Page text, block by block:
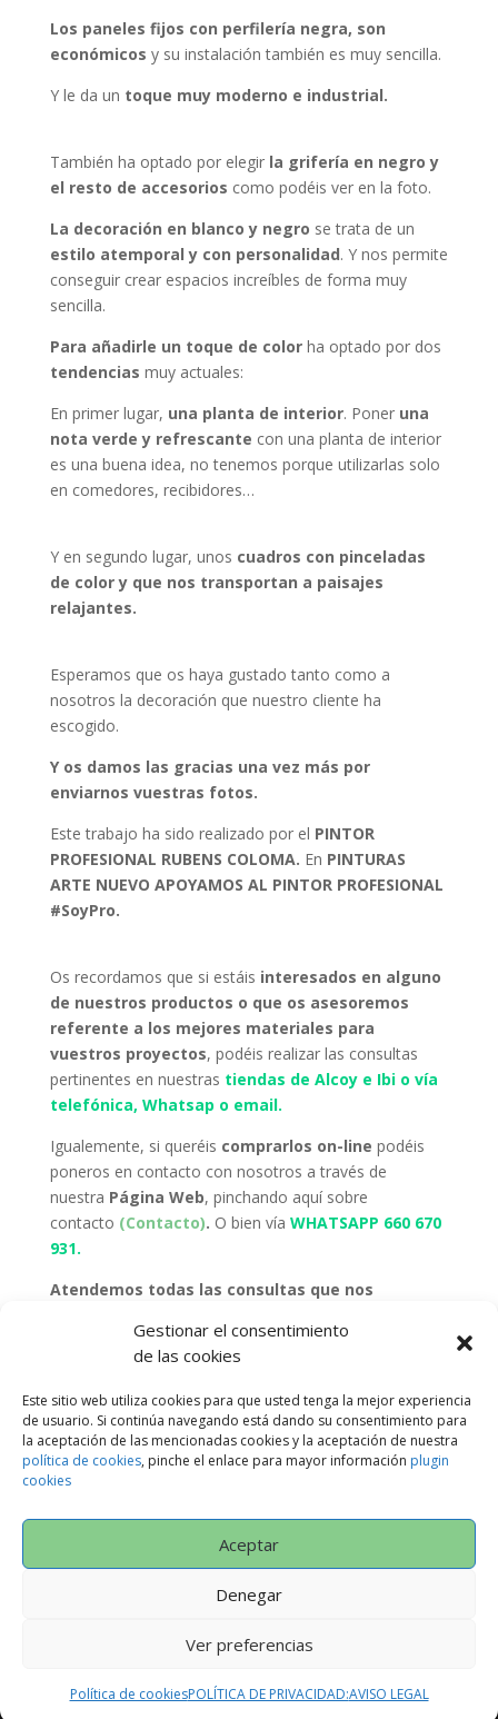
Gestionar el consentimiento
de las cookies
Este sitio web utiliza cookies para que usted tenga la mejor experiencia
de usuario. Si continúa navegando está dando su consentimiento para
la aceptación de las mencionadas cookies y la aceptación de nuestra
política de cookies, pinche el enlace para mayor información plugin
cookies
Aceptar
Denegar
Ver preferencias
Política de cookiesPOLÍTICA DE PRIVACIDAD:AVISO LEGAL
Los paneles fijos con perfilería negra, son
económicos y su instalación también es muy sencilla.
Y le da un toque muy moderno e industrial.
También ha optado por elegirla grifería en negro y
el resto de accesorios como podéis ver en la foto.
La decoración en blanco y negro se trata de un
estilo atemporal y con personalidad. Y nos permite
conseguir crear espacios increíbles de forma muy
sencilla.
Para añadirle un toque de color ha optado por dos
tendencias muy actuales:
En primer lugar, una planta de interior. Poner una
nota verde y refrescante con una planta de interior
es una buena idea, no tenemos porque utilizarlas solo
en comedores, recibidores…
Y en segundo lugar, unos cuadros con pinceladas
de color y que nos transportan a paisajes
relajantes.
Esperamos que os haya gustado tanto como a
nosotros la decoración que nuestro cliente ha
escogido.
Y os damos las gracias una vez más por
enviarnos vuestras fotos.
Este trabajo ha sido realizado por el PINTOR
PROFESIONAL RUBENS COLOMA. En PINTURAS
ARTE NUEVO APOYAMOS AL PINTOR PROFESIONAL
#SoyPro.
Os recordamos que si estáis interesados en alguno
de nuestros productos o que os asesoremos
referente a los mejores materiales para
vuestros proyectos, podéis realizar las consultas
pertinentes en nuestras tiendas de Alcoy e Ibi o vía
telefónica, Whatsap o email.
Igualemente, si queréis comprarlos on-line podéis
poneros en contacto con nosotros a través de
nuestra Página Web, pinchando aquí sobre
contacto (Contacto). O bien vía WHATSAPP 660 670
931.
Atendemos todas las consultas que nos
personalizadopor cualquiera de las vías anteriores, la
que vosotros prefiráis.
Suscríbete a nuestra«NEWSLETTER» y te
mantendremos informado deTODAS LAS
NOVEDADES OFERTAS, ETC…Pinchandoaquí.
Política de Privacidad
Política de cookies (UE)
Designed byNeodiseño